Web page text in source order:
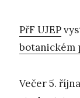
PřF UJEP
botanickém
Večer 5.